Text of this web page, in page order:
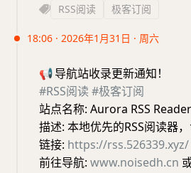
RSS阅读 极客订阅
18:06 · 2026年1月31日 · 周六
📢导航站收录更新通知！
#RSS阅读 #极客订阅
站点名称: Aurora RSS Reader
描述: 本地优先的RSS阅读器
链接: https://rss.526339.xyz/
前往导航: www.noisedh.cn